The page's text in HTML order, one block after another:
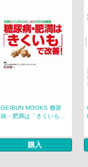
GEIBUN MOOKS 糖尿
病・肥満は「きくいも...
購入